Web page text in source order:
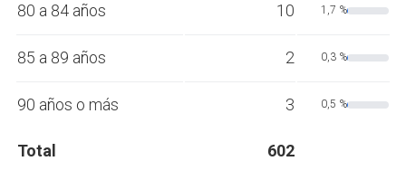
80 a 84 años 10 1,7 %
85 a 89 años 2 0,3 %
90 años o más 3 0,5 %
Total 602